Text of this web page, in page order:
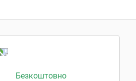
Безкоштовно